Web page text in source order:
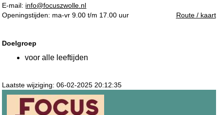
E-mail: info@focuszwolle.nl
Openingstijden: ma-vr 9.00 t/m 17.00 uur
Route / kaart
Doelgroep
voor alle leeftijden
Laatste wijziging: 06-02-2025 20:12:35